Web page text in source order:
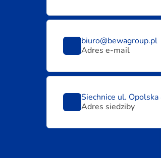
biuro@bewagroup.pl
Adres e-mail
Siechnice ul. Opolska
Adres siedziby